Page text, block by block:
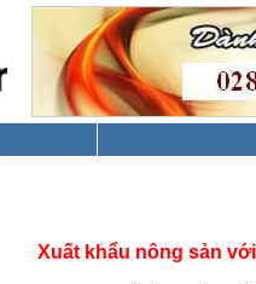
Xuất khẩu nông sản